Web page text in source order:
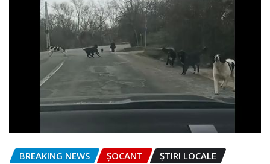
BREAKING NEWS ȘOCANT ȘTIRI LOCALE